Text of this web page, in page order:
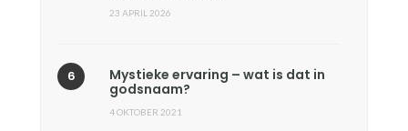
23 APRIL 2026
Mystieke ervaring – wat is dat in
godsnaam?
4 OKTOBER 2021